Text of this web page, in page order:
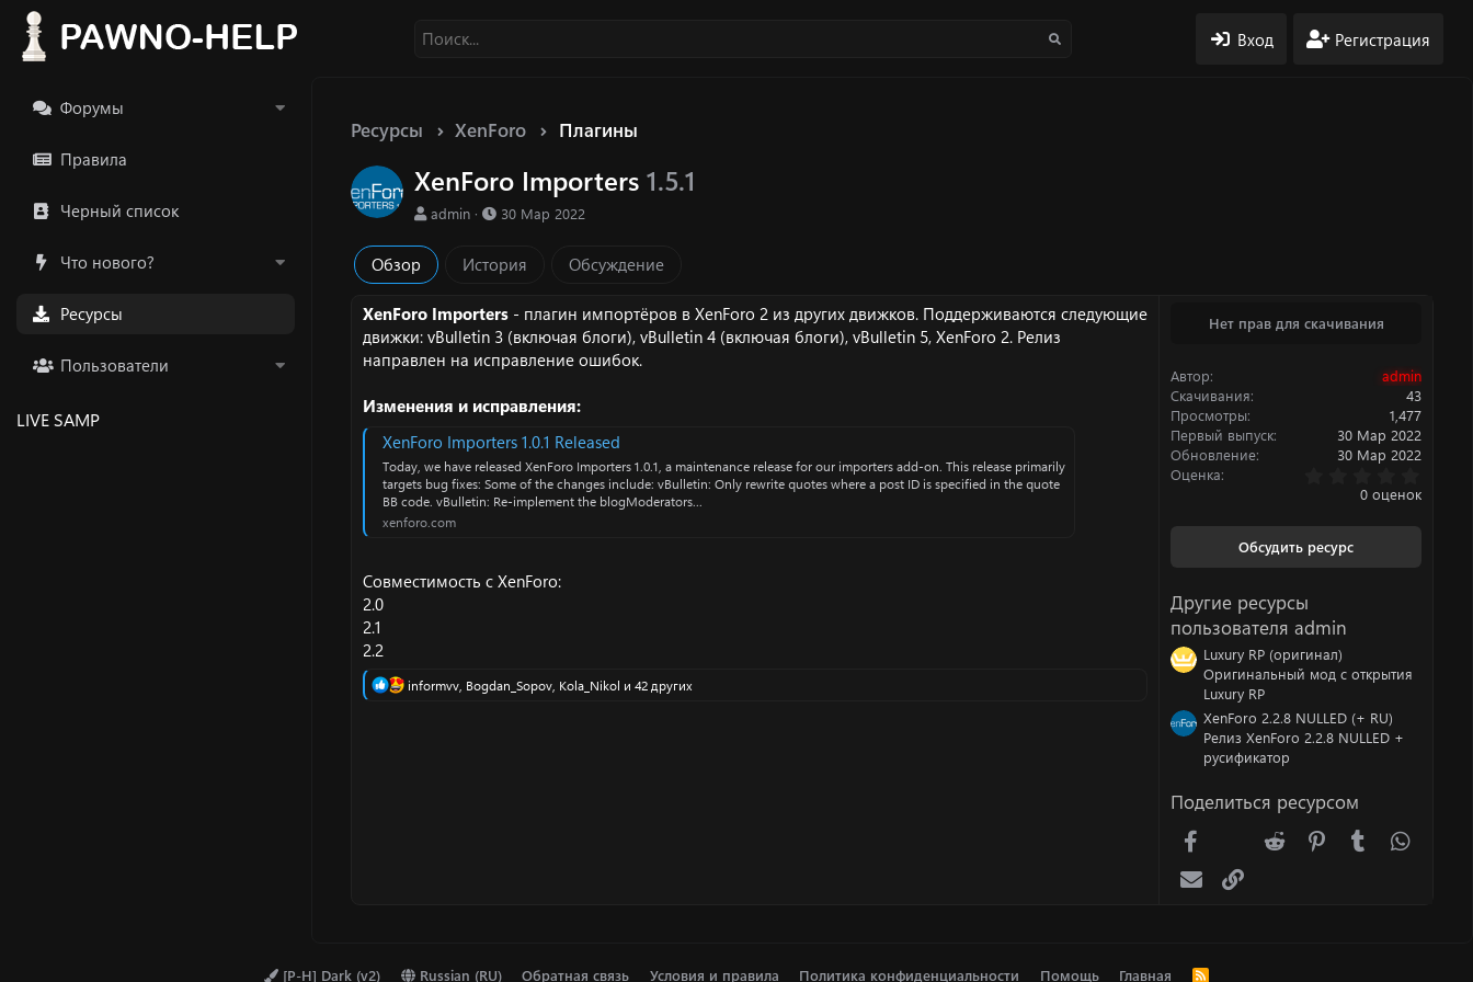
Вход Регистрация
Форумы
Правила
Черный список
Что нового?
Ресурсы
Пользователи
LIVE SAMP
Ресурсы XenForo Плагины
XenForo Importers 1.5.1
А
т
о
admin
Д
а
о
з
а
и
30 Мар 2022
Обзор История Обсуждение
XenForo Importers - плагин импортёров в XenForo 2 из других движков. Поддерживаются следующие
движки: vBulletin 3 (включая блоги), vBulletin 4 (включая блоги), vBulletin 5, XenForo 2. Релиз
направлен на исправление ошибок.
Изменения и исправления:
XenForo Importers 1.0.1 Released
Today, we have released XenForo Importers 1.0.1, a maintenance release for our importers add-on. This release primarily
targets bug fixes: Some of the changes include: vBulletin: Only rewrite quotes where a post ID is specified in the quote
BB code. vBulletin: Re-implement the blogModerators...
xenforo.com
Совместимость с XenForo:
2.0
2.1
2.2
Р
informvv Bogdan_Sopov Kola_Nikol и 42 других
Нет прав для скачивания
Автор
admin
Скачивания
43
Просмотры
1,477
Первый выпуск
30 Мар 2022
Обновление
30 Мар 2022
Оценка
.
0
0 оценок
Обсудить ресурс
Другие ресурсы
пользователя admin
Luxury RP (оригинал)
Оригинальный мод с открытия
Luxury RP
XenForo 2.2.8 NULLED (+ RU)
Релиз XenForo 2.2.8 NULLED +
русификатор
Поделиться ресурсом
FacebookX (Twitter)
Reddit PinterestTumblr
Электронная почта
[P-H] Dark (v2) Russian (RU) Обратная связь Условия и правила Политика конфиденциальности Помощь Главная R